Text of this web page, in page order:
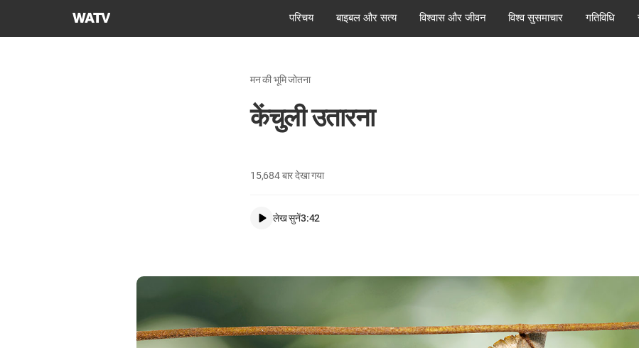
चर्च
परिचय बाइबल और सत्य विश्वास और जीवन विश्व सुसमाचार गतिविधि
मन की भूमि जोतना
केंचुली उतारना
15,684बार देखा गया
लेख सुनें3:42